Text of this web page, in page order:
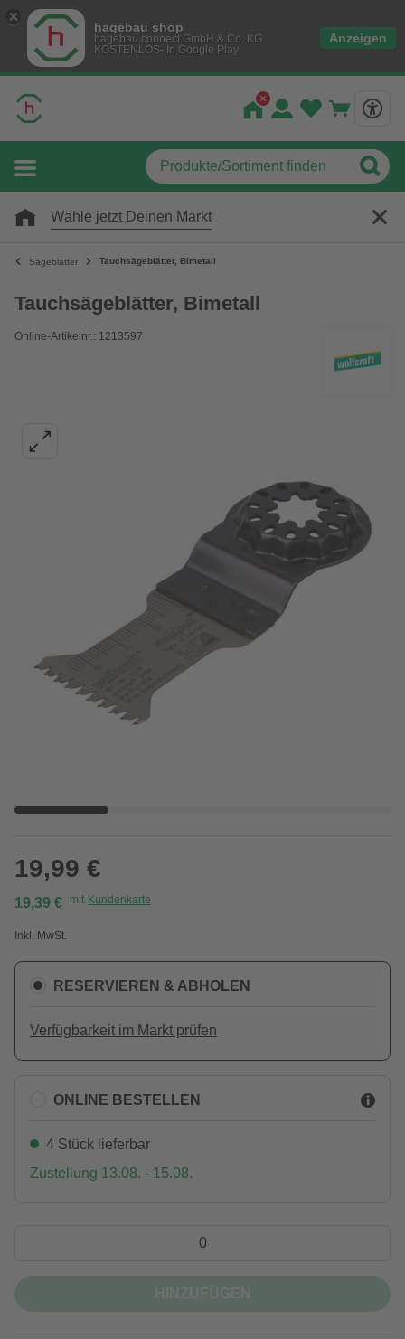
hagebau shop
hagebau connect GmbH & Co. KG
KOSTENLOS- In Google Play
Anzeigen
Wähle jetzt Deinen Markt
Sägeblätter Tauchsägeblätter, Bimetall
Tauchsägeblätter, Bimetall
Online-Artikelnr.: 1213597
19,99 €
19,39 € mit Kundenkarte
Inkl. MwSt.
RESERVIEREN & ABHOLEN
Verfügbarkeit im Markt prüfen
ONLINE BESTELLEN
4 Stück lieferbar
Zustellung 13.08. - 15.08.